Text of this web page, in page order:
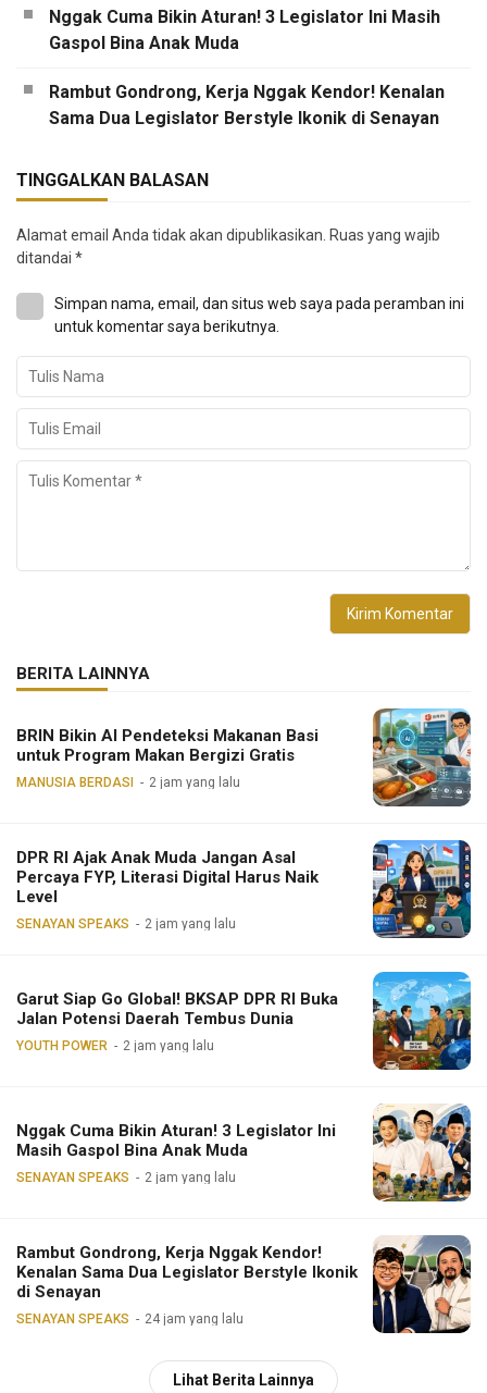
Nggak Cuma Bikin Aturan! 3 Legislator Ini Masih
Gaspol Bina Anak Muda
Rambut Gondrong, Kerja Nggak Kendor! Kenalan
Sama Dua Legislator Berstyle Ikonik di Senayan
TINGGALKAN BALASAN
Alamat email Anda tidak akan dipublikasikan. Ruas yang wajib
ditandai *
Simpan nama, email, dan situs web saya pada peramban ini
untuk komentar saya berikutnya.
BERITA LAINNYA
BRIN Bikin AI Pendeteksi Makanan Basi
untuk Program Makan Bergizi Gratis
MANUSIA BERDASI 2 jam yang lalu
DPR RI Ajak Anak Muda Jangan Asal
Percaya FYP, Literasi Digital Harus Naik
Level
SENAYAN SPEAKS 2 jam yang lalu
Garut Siap Go Global! BKSAP DPR RI Buka
Jalan Potensi Daerah Tembus Dunia
YOUTH POWER 2 jam yang lalu
Nggak Cuma Bikin Aturan! 3 Legislator Ini
Masih Gaspol Bina Anak Muda
SENAYAN SPEAKS 2 jam yang lalu
Rambut Gondrong, Kerja Nggak Kendor!
Kenalan Sama Dua Legislator Berstyle Ikonik
di Senayan
SENAYAN SPEAKS 24 jam yang lalu
Lihat Berita Lainnya